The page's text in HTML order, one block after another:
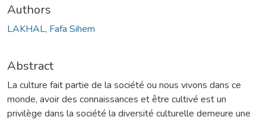
Authors
LAKHAL, Fafa Sihem
Abstract
La culture fait partie de la société ou nous vivons dans ce
monde, avoir des connaissances et être cultivé est un
privilège dans la société la diversité culturelle demeure une